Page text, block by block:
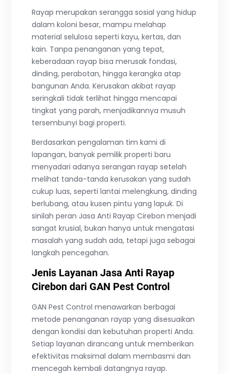
Rayap merupakan serangga sosial yang hidup
dalam koloni besar, mampu melahap
material selulosa seperti kayu, kertas, dan
kain. Tanpa penanganan yang tepat,
keberadaan rayap bisa merusak fondasi,
dinding, perabotan, hingga kerangka atap
bangunan Anda. Kerusakan akibat rayap
seringkali tidak terlihat hingga mencapai
tingkat yang parah, menjadikannya musuh
tersembunyi bagi properti.
Berdasarkan pengalaman tim kami di
lapangan, banyak pemilik properti baru
menyadari adanya serangan rayap setelah
melihat tanda-tanda kerusakan yang sudah
cukup luas, seperti lantai melengkung, dinding
berlubang, atau kusen pintu yang lapuk. Di
sinilah peran Jasa Anti Rayap Cirebon menjadi
sangat krusial, bukan hanya untuk mengatasi
masalah yang sudah ada, tetapi juga sebagai
langkah pencegahan.
Jenis Layanan Jasa Anti Rayap
Cirebon dari GAN Pest Control
GAN Pest Control menawarkan berbagai
metode penanganan rayap yang disesuaikan
dengan kondisi dan kebutuhan properti Anda.
Setiap layanan dirancang untuk memberikan
efektivitas maksimal dalam membasmi dan
mencegah kembali datangnya rayap.